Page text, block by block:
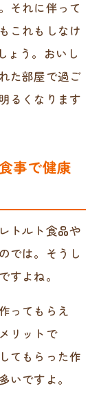
それに伴って
これもしなけ
ょう。おいし
た部屋で過ご
るくなります
事で健康
トルト食品や
では。そうし
すよね。
ってもらえ
リットで
てもらった作
いですよ。